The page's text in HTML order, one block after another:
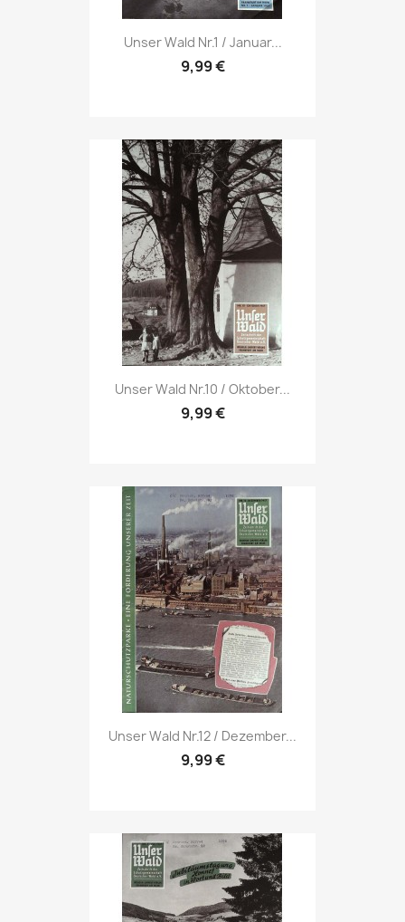
Vorschau
Unser Wald Nr.1 / Januar...
9,99 €
Vorschau
Unser Wald Nr.10 / Oktober...
9,99 €
 Vorschau
Unser Wald Nr.12 / Dezember...
9,99 €